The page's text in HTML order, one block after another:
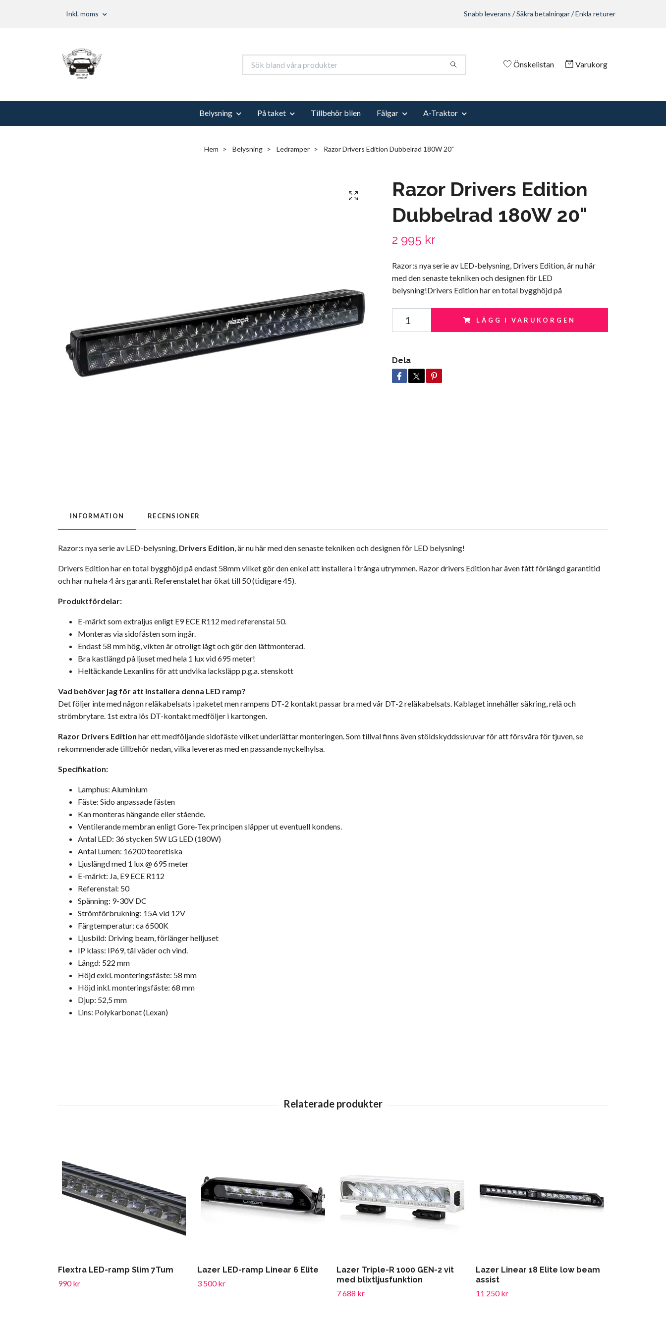
Inkl. moms Snabb leverans / Säkra betalningar / Enkla returer
Önskelistan Varukorg
Belysning På taket Tillbehör bilen Fälgar A-Traktor
Hem Belysning Ledramper Razor Drivers Edition Dubbelrad 180W 20"
Razor Drivers Edition
Dubbelrad 180W 20"
2 995 kr
Razor:s nya serie av LED-belysning, Drivers Edition, är nu här
med den senaste tekniken och designen för LED
belysning!Drivers Edition har en total bygghöjd på
LÄGG I VARUKORGEN
Dela
INFORMATION RECENSIONER
Razor:s nya serie av LED-belysning, Drivers Edition, är nu här med den senaste tekniken och designen för LED belysning!
Drivers Edition har en total bygghöjd på endast 58mm vilket gör den enkel att installera i trånga utrymmen. Razor drivers Edition har även fått förlängd garantitid
och har nu hela 4 års garanti. Referenstalet har ökat till 50 (tidigare 45).
Produktfördelar:
E-märkt som extraljus enligt E9 ECE R112 med referenstal 50.
Monteras via sidofästen som ingår.
Endast 58 mm hög, vikten är otroligt lågt och gör den lättmonterad.
Bra kastlängd på ljuset med hela 1 lux vid 695 meter!
Heltäckande Lexanlins för att undvika lacksläpp p.g.a. stenskott
Vad behöver jag för att installera denna LED ramp?
Det följer inte med någon reläkabelsats i paketet men rampens DT-2 kontakt passar bra med vår DT-2 reläkabelsats. Kablaget innehåller säkring, relä och
strömbrytare. 1st extra lös DT-kontakt medföljer i kartongen.
Razor Drivers Edition har ett medföljande sidofäste vilket underlättar monteringen. Som tillval finns även stöldskyddsskruvar för att försvåra för tjuven, se
rekommenderade tillbehör nedan, vilka levereras med en passande nyckelhylsa.
Specifikation:
Lamphus: Aluminium
Fäste: Sido anpassade fästen
Kan monteras hängande eller stående.
Ventilerande membran enligt Gore-Tex principen släpper ut eventuell kondens.
Antal LED: 36 stycken 5W LG LED (180W)
Antal Lumen: 16200 teoretiska
Ljuslängd med 1 lux @ 695 meter
E-märkt: Ja, E9 ECE R112
Referenstal: 50
Spänning: 9-30V DC
Strömförbrukning: 15A vid 12V
Färgtemperatur: ca 6500K
Ljusbild: Driving beam, förlänger helljuset
IP klass: IP69, tål väder och vind.
Längd: 522 mm
Höjd exkl. monteringsfäste: 58 mm
Höjd inkl. monteringsfäste: 68 mm
Djup: 52,5 mm
Lins: Polykarbonat (Lexan)
Flextra LED-ramp Slim 7Tum
990 kr
Lazer LED-ramp Linear 6 Elite
3 500 kr
Lazer Triple-R 1000 GEN-2 vit
med blixtljusfunktion
7 688 kr
Lazer Linear 18 Elite low beam
assist
11 250 kr